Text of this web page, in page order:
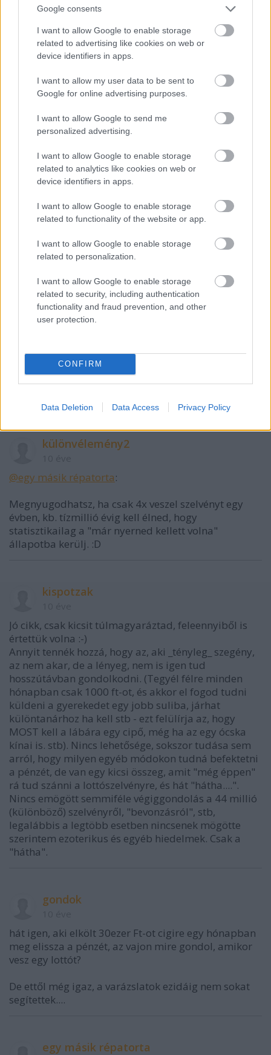
Google consents
I want to allow Google to enable storage
related to advertising like cookies on web or
device identifiers in apps.
I want to allow my user data to be sent to
Google for online advertising purposes.
I want to allow Google to send me
personalized advertising.
I want to allow Google to enable storage
related to analytics like cookies on web or
device identifiers in apps.
I want to allow Google to enable storage
related to functionality of the website or app.
I want to allow Google to enable storage
related to personalization.
I want to allow Google to enable storage
related to security, including authentication
functionality and fraud prevention, and other
user protection.
CONFIRM
Data Deletion Data Access Privacy Policy
Szólj hozzá!
A hozzászóláshoz be kell lépned!
VAGY
10 éve
Valaki nyugtasson meg hogy annak ellenére hogy a
különvélemény2
@egy másik répatorta:
Megnyugodhatsz, ha csak 4x veszel szelvényt egy
évben, kb. tízmillió évig kell élned, hogy
statisztikailag a "már nyerned kellett volna"
állapotba kerülj. :D
kispotzak
Jó cikk, csak kicsit túlmagyaráztad, feleennyiből is
értettük volna :-)
Annyit tennék hozzá, hogy az, aki _tényleg_ szegény,
az nem akar, de a lényeg, nem is igen tud
hosszútávban gondolkodni. (Tegyél félre minden
hónapban csak 1000 ft-ot, és akkor el fogod tudni
küldeni a gyerekedet egy jobb suliba, járhat
különtanárhoz ha kell stb - ezt felülírja az, hogy
MOST kell a lábára egy cipő, még ha az egy ócska
kínai is. stb). Nincs lehetősége, sokszor tudása sem
arról, hogy milyen egyéb módokon tudná befektetni
a pénzét, de van egy kicsi összeg, amit "még éppen"
rá tud szánni a lottószelvényre, és hát "hátha....".
Nincs emögött semmiféle végiggondolás a 44 millió
(különböző) szelvényről, "bevonzásról", stb,
legalábbis a legtöbb esetben nincsenek mögötte
szerintem ezoterikus és egyéb hiedelmek. Csak a
"hátha".
gondok
hát igen, aki elkölt 30ezer Ft-ot cigire egy hónapban
meg elissza a pénzét, az vajon mire gondol, amikor
vesz egy lottót?
De ettől még igaz, a varázslatok ezidáig nem sokat
segítettek....
egy másik répatorta